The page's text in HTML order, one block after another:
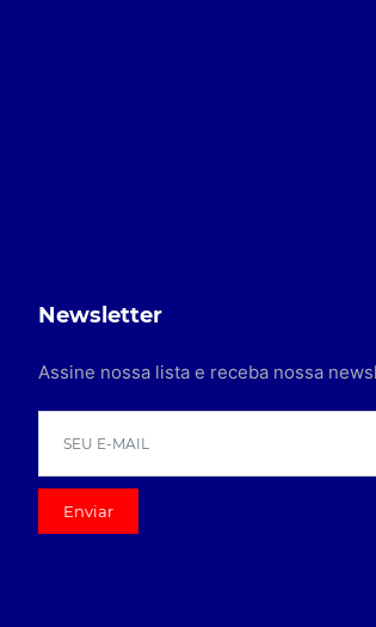
Newsletter
Assine nossa lista e receba nossa
Enviar